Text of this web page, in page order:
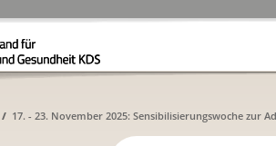
17. - 23. November 2025: Sensibilisierungswoche zur